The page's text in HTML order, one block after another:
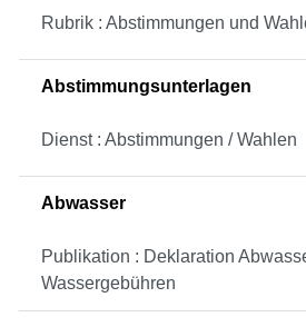
Rubrik : Abstimmungen und
Abstimmungsunterlagen
Dienst : Abstimmungen / Wahlen
Abwasser
Publikation : Deklaration
Wassergebühren